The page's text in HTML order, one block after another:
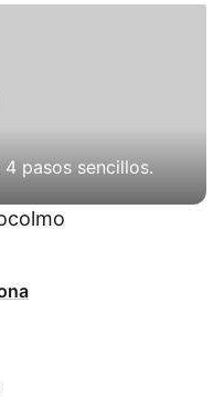
pasos sencillos.